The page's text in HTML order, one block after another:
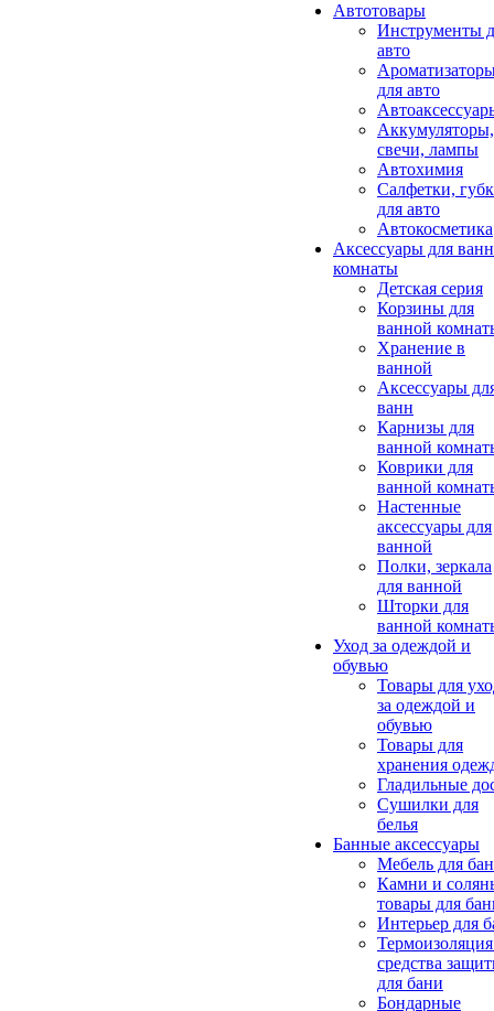
Автотовары
Инструменты
авто
для авто
Аккумуляторы,
свечи, лампы
Автохимия
Салфетки,
для авто
Автокосметика
Аксессуары для
комнаты
Детская серия
Корзины для
ванной
Хранение в
ванной
Аксессуары
ванн
Карнизы для
ванной
Коврики для
ванной
Настенные
аксессуары для
ванной
Полки, зеркала
для ванной
Шторки для
ванной
Уход за одеждой и
обувью
Товары для
за одеждой и
обувью
Товары для
хранения
Гладильные
Сушилки для
белья
Банные аксессуары
Мебель для
Камни и
товары для
Интерьер для
средства
для бани
Бондарные